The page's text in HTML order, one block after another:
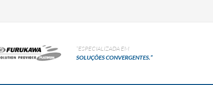
“ESPECIALIZADA EM
SOLUÇÕES CONVERGENTES.”